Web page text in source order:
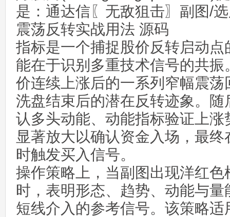
是：通达信〖无敌狙击〗副图/
震荡反转实战用法 源码
指标是一个捕捉股价反转启动
能在于识别多重技术信号的共
价连续上涨后的一系列窄幅震
洗盘结束后的潜在反转迹象。
认多头动能、动能指标验证上
显著放大以确认资金入场，最
时触发买入信号。
操作策略上，当副图出现洋红
时，表明形态、趋势、动能与
短线介入的参考信号。该策略